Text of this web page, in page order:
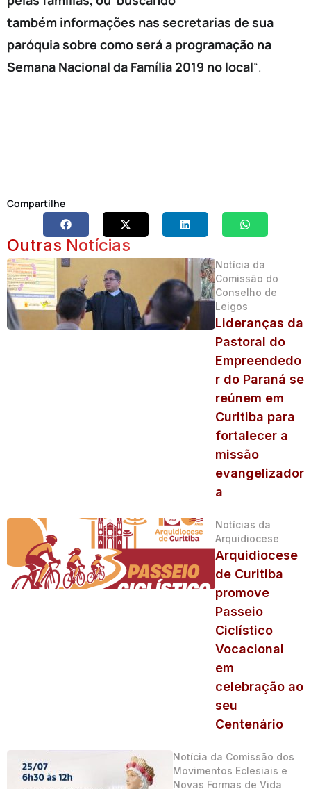
também informações nas secretarias de sua
paróquia sobre como será a programação na
Semana Nacional da Família 2019 no local“.
Compartilhe
Outras Notícias
Notícia da
Comissão do
Conselho de
Leigos
Lideranças da
Pastoral do
Empreendedo
r do Paraná se
reúnem em
Curitiba para
fortalecer a
missão
evangelizador
a
Notícias da
Arquidiocese
Arquidiocese
de Curitiba
promove
Passeio
Ciclístico
Vocacional
em
celebração ao
seu
Centenário
Notícia da Comissão dos
Movimentos Eclesiais e
Novas Formas de Vida